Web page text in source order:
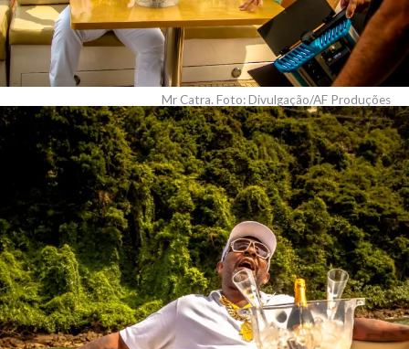
Mr Catra. Foto: Divulgação/AF Produções